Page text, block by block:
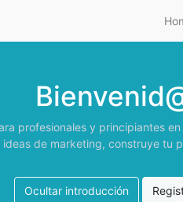
profesionales y principiantes
de marketing, construye tu
Ocultar introducción